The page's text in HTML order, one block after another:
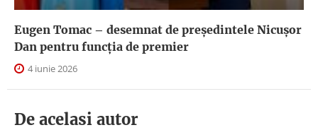
Eugen Tomac – desemnat de președintele Nicușor
Dan pentru funcția de premier
4 iunie 2026
De acelasi autor